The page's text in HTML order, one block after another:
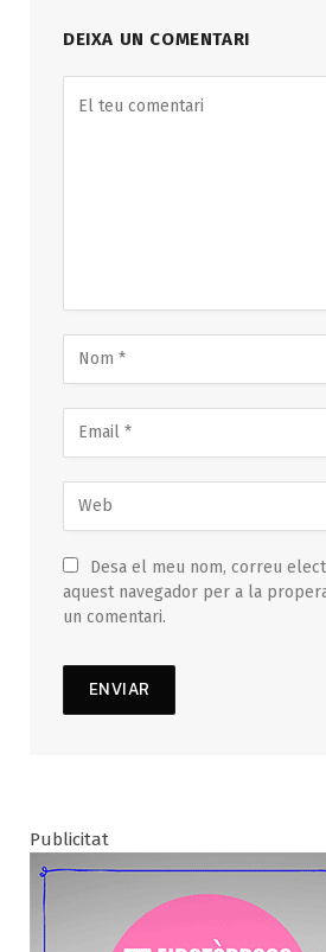
DEIXA UN COMENTARI
Desa el meu nom, correu
aquest navegador per a la
un comentari.
Publicitat